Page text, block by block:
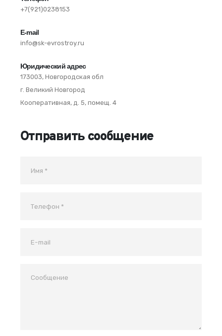
+7(921)0238153
E-mail
info@sk-evrostroy.ru
Юридический адрес
173003, Новгородская обл
г. Великий Новгород
Кооперативная, д. 5, помещ. 4
Отправить сообщение